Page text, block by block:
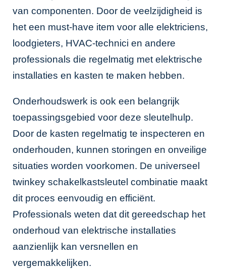
van componenten. Door de veelzijdigheid is
het een must-have item voor alle elektriciens,
loodgieters, HVAC-technici en andere
professionals die regelmatig met elektrische
installaties en kasten te maken hebben.
Onderhoudswerk is ook een belangrijk
toepassingsgebied voor deze sleutelhulp.
Door de kasten regelmatig te inspecteren en
onderhouden, kunnen storingen en onveilige
situaties worden voorkomen. De universeel
twinkey schakelkastsleutel combinatie maakt
dit proces eenvoudig en efficiënt.
Professionals weten dat dit gereedschap het
onderhoud van elektrische installaties
aanzienlijk kan versnellen en
vergemakkelijken.